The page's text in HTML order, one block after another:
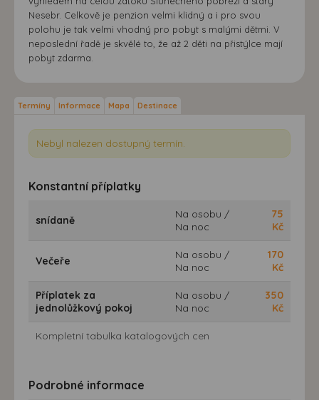
Nesebr. Celkově je penzion velmi klidný a i pro svou
polohu je tak velmi vhodný pro pobyt s malými dětmi. V
neposlední řadě je skvělé to, že až 2 děti na přistýlce mají
pobyt zdarma.
Termíny Informace Mapa Destinace
Nebyl nalezen dostupný termín.
Konstantní příplatky
snídaně
Na osobu /
Na noc
75
Kč
Večeře
Na osobu /
Na noc
170
Kč
Příplatek za
jednolůžkový pokoj
Na osobu /
Na noc
350
Kč
Kompletní tabulka katalogových cen
Podrobné informace